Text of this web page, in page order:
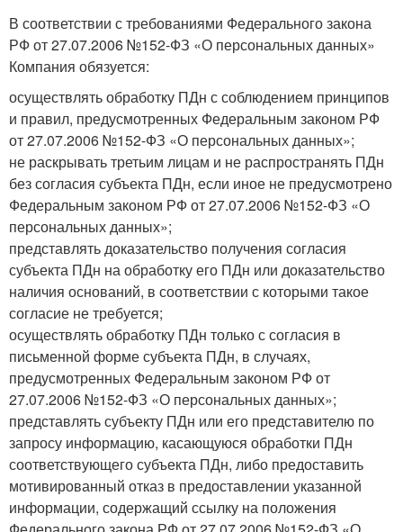
В соответствии с требованиями Федерального закона
РФ от 27.07.2006 №152-ФЗ «О персональных данных»
Компания обязуется:
осуществлять обработку ПДн с соблюдением принципов
и правил, предусмотренных Федеральным законом РФ
от 27.07.2006 №152-ФЗ «О персональных данных»;
не раскрывать третьим лицам и не распространять ПДн
без согласия субъекта ПДн, если иное не предусмотрено
Федеральным законом РФ от 27.07.2006 №152-ФЗ «О
персональных данных»;
представлять доказательство получения согласия
субъекта ПДн на обработку его ПДн или доказательство
наличия оснований, в соответствии с которыми такое
согласие не требуется;
осуществлять обработку ПДн только с согласия в
письменной форме субъекта ПДн, в случаях,
предусмотренных Федеральным законом РФ от
27.07.2006 №152-ФЗ «О персональных данных»;
представлять субъекту ПДн или его представителю по
запросу информацию, касающуюся обработки ПДн
соответствующего субъекта ПДн, либо предоставить
мотивированный отказ в предоставлении указанной
информации, содержащий ссылку на положения